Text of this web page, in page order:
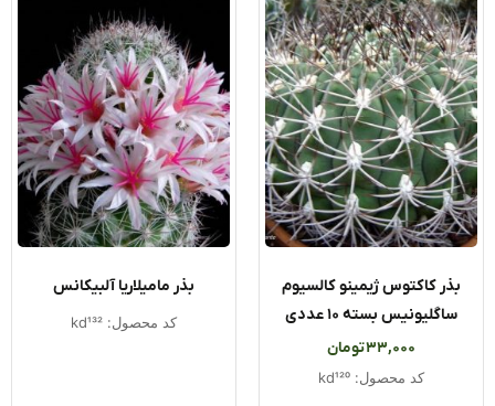
کاکتوس ژیمینو کالسیوم
ساگلیونیس بسته ۱۰ عددی
33,000تومان
کد محصول: kd120
بذر مامیلاریا آلبیکانس
کد محصول: kd132